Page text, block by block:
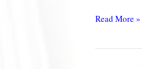
Pol
Read More »